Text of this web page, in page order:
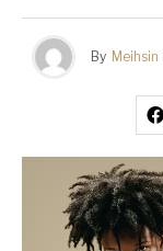
By Meihsin